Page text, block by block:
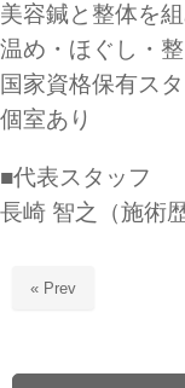
美容鍼と整体を
温め・ほぐし・
国家資格保有ス
個室あり
■代表スタッフ
長崎 智之（施術
« Prev